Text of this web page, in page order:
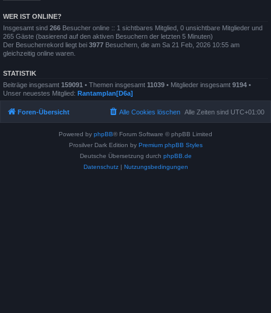
WER IST ONLINE?
Insgesamt sind 266 Besucher online :: 1 sichtbares Mitglied, 0 unsichtbare Mitglieder und
265 Gäste (basierend auf den aktiven Besuchern der letzten 5 Minuten)
Der Besucherrekord liegt bei 3977 Besuchern, die am Sa 21 Feb, 2026 10:55 am
gleichzeitig online waren.
STATISTIK
Beiträge insgesamt 159091 • Themen insgesamt 11039 • Mitglieder insgesamt 9194 •
Unser neuestes Mitglied: Rantamplan[D6a]
Foren-Übersicht Alle Zeiten sind UTC+01:00
Alle Cookies löschen
Powered by phpBB® Forum Software © phpBB Limited
Prosilver Dark Edition by Premium phpBB Styles
Deutsche Übersetzung durch phpBB.de
Datenschutz| Nutzungsbedingungen